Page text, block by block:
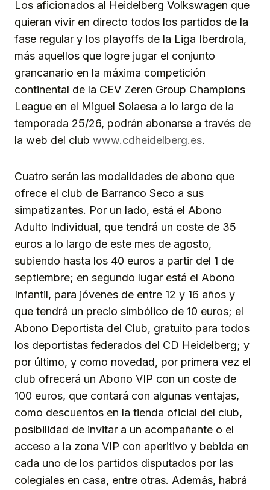
Los aficionados al Heidelberg Volkswagen que
quieran vivir en directo todos los partidos de la
fase regular y los playoffs de la Liga Iberdrola,
más aquellos que logre jugar el conjunto
grancanario en la máxima competición
continental de la CEV Zeren Group Champions
League en el Miguel Solaesa a lo largo de la
temporada 25/26, podrán abonarse a través de
la web del club www.cdheidelberg.es.
Cuatro serán las modalidades de abono que
ofrece el club de Barranco Seco a sus
simpatizantes. Por un lado, está el Abono
Adulto Individual, que tendrá un coste de 35
euros a lo largo de este mes de agosto,
subiendo hasta los 40 euros a partir del 1 de
septiembre; en segundo lugar está el Abono
Infantil, para jóvenes de entre 12 y 16 años y
que tendrá un precio simbólico de 10 euros; el
Abono Deportista del Club, gratuito para todos
los deportistas federados del CD Heidelberg; y
por último, y como novedad, por primera vez el
club ofrecerá un Abono VIP con un coste de
100 euros, que contará con algunas ventajas,
como descuentos en la tienda oficial del club,
posibilidad de invitar a un acompañante o el
acceso a la zona VIP con aperitivo y bebida en
cada uno de los partidos disputados por las
colegiales en casa, entre otras. Además, habrá